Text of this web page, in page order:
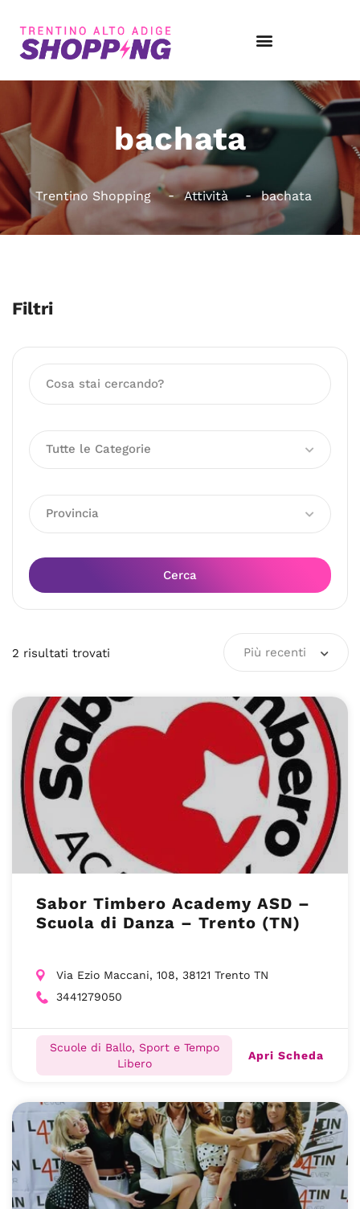
bachata
Trentino Shopping Attività bachata
Filtri
Tutte le Categorie
Provincia
Cerca
2 risultati trovati Più recenti
Sabor Timbero Academy ASD –
Scuola di Danza – Trento (TN)
Via Ezio Maccani, 108, 38121 Trento TN
3441279050
Scuole di Ballo, Sport e Tempo
Libero
Apri Scheda